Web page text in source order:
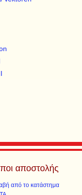
αποστολής
από το κατάστημα